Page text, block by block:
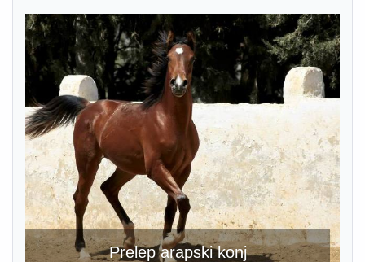
Prelep arapski konj